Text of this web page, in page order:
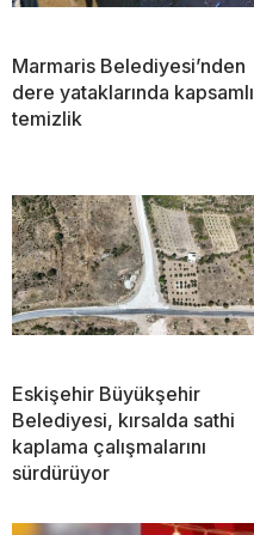
Marmaris Belediyesi’nden
dere yataklarında kapsamlı
temizlik
Eskişehir Büyükşehir
Belediyesi, kırsalda sathi
kaplama çalışmalarını
sürdürüyor